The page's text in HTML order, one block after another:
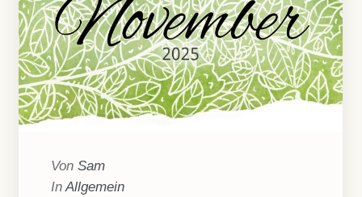
Von Sam
In Allgemein